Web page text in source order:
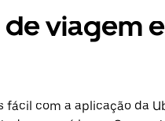
viagem
com a aplicação da